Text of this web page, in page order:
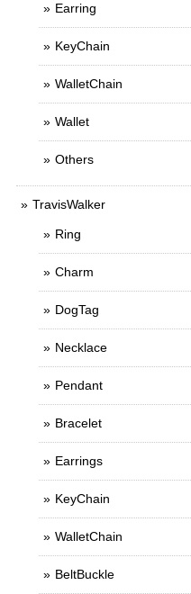
Earring
KeyChain
WalletChain
Wallet
Others
TravisWalker
Ring
Charm
DogTag
Necklace
Pendant
Bracelet
Earrings
KeyChain
WalletChain
BeltBuckle